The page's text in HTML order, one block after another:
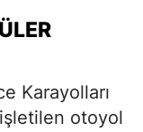
Karayolları
otoyol